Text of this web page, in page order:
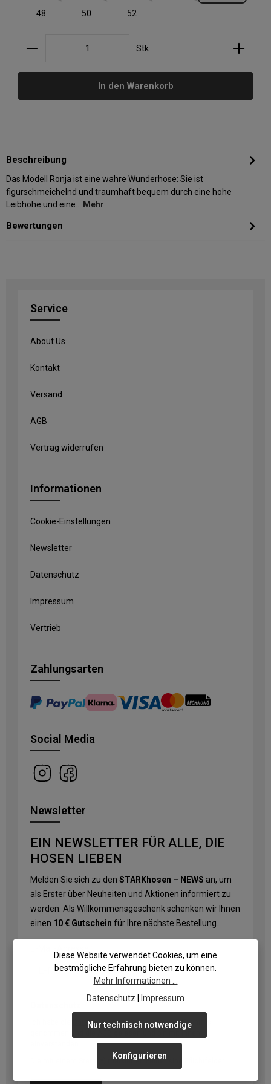
48 50 52
Produkt Anzahl: Gib den gewünschten Wert ein
Stk
In den Warenkorb
Beschreibung
Das Modell Ronja ist eine wahre Wunderhose: Sie ist
figurschmeichelnd und traumhaft bequem durch eine hohe
Leibhöhe und eine… Mehr
Bewertungen
Service
About Us
Kontakt
Versand
AGB
Vertrag widerrufen
Informationen
Cookie-Einstellungen
Newsletter
Datenschutz
Impressum
Vertrieb
Zahlungsarten
Social Media
Newsletter
EIN NEWSLETTER FÜR ALLE, DIE
HOSEN LIEBEN
Melden Sie sich zu den STARKhosen – NEWS an, um
als Erster über Neuheiten und Aktionen informiert zu
werden. Als Willkommensgeschenk schenken wir Ihnen
einen 10 € Gutschein für Ihre nächste Bestellung.
Datenschutzbestimmungenzur Kenntnis
Die mit einem Stern (*) markierten Felder sind Pflichtfelder.
Diese Website verwendet Cookies, um eine
bestmögliche Erfahrung bieten zu können.
Mehr Informationen ...
Datenschutz
Impressum
Nur technisch notwendige
Konfigurieren